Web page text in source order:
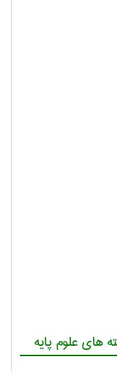
علوم پایه